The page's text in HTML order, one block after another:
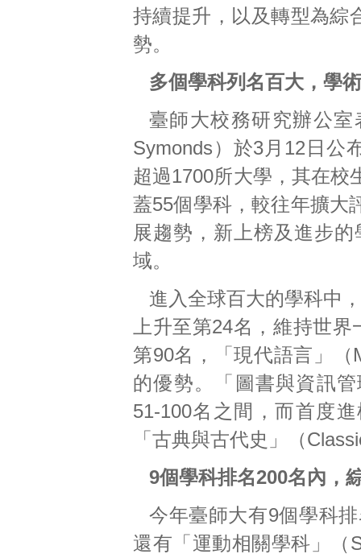
持續提升，以及轉型為綜
勢。
多個學科列名百大，學
臺師大校務研究辦公室
Symonds）於3月12日公
超過1700所大學，其在校
蓋55個學科，較往年擴大
展趨勢，新上榜及進步
域。
進入全球百大的學科中
上升至第24名，維持世
第90名，「現代語言」（
的優勢。「圖書與資訊
51-100名之間，而首度
「古典與古代史」（
9個學科排名200名內，
今年臺師大有9個學科
還有「運動相關學科」（